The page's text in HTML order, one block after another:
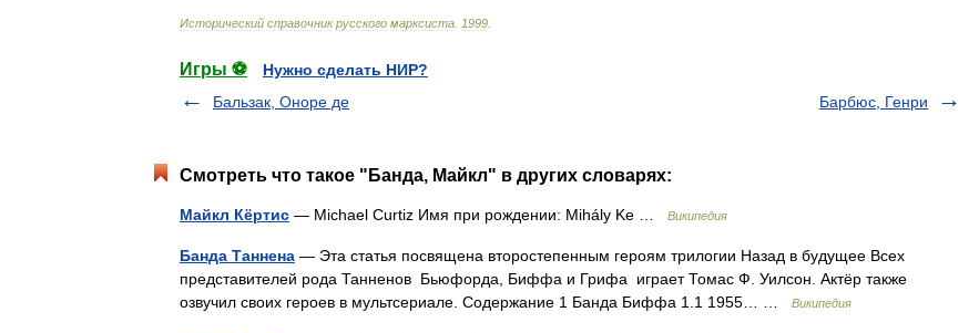
Исторический справочник русского марксиста 1999
Игры ⚽
Нужно сделать НИР?
Бальзак, Оноре де
Барбюс, Генри
Смотреть что такое "Банда, Майкл" в других словарях:
Майкл Кёртис — Michael Curtiz Имя при рождении: Mihály Ke … Википедия
Банда Таннена — Эта статья посвящена второстепенным героям трилогии Назад в будущее Всех
представителей рода Танненов Бьюфорда, Биффа и Грифа играет Томас Ф. Уилсон. Актёр также
озвучил своих героев в мультсериале. Содержание 1 Банда Биффа 1.1 1955… …
Википедия